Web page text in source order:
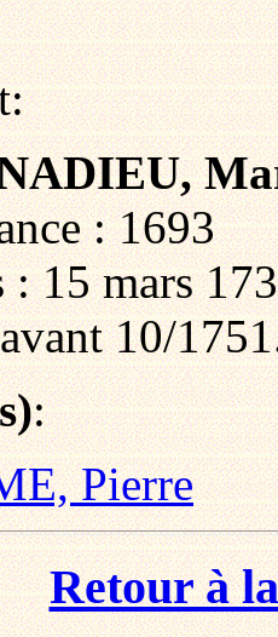
: 1693
: 15 mars
10/
:
Pierre
Retour à